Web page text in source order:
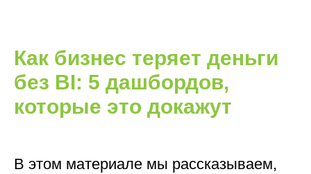
Как бизнес теряет деньги
без BI: 5 дашбордов,
которые это докажут
В этом материале мы рассказываем,